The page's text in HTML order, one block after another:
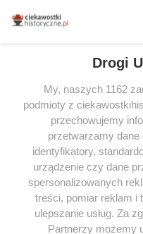
Drogi
My, naszych 1162
podmioty z
przechowujemy
przetwarzamy dane
identyfikatory,
urządzenie czy dane
spersonalizowanych
treści, pomiar reklam i
ulepszanie usług. Za
Partnerzy możemy